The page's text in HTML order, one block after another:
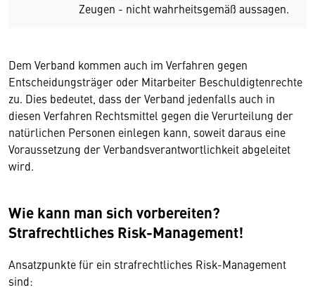
Zeugen - nicht wahrheitsgemäß aussagen.
Dem Verband kommen auch im Verfahren gegen
Entscheidungsträger oder Mitarbeiter Beschuldigtenrechte
zu. Dies bedeutet, dass der Verband jedenfalls auch in
diesen Verfahren Rechtsmittel gegen die Verurteilung der
natürlichen Personen einlegen kann, soweit daraus eine
Voraussetzung der Verbandsverantwortlichkeit abgeleitet
wird.
Wie kann man sich vorbereiten?
Strafrechtliches Risk-Management!
Ansatzpunkte für ein strafrechtliches Risk-Management
sind: